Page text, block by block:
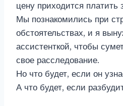
цену приходится платить
Мы познакомились при
обстоятельствах, и я
ассистенткой, чтобы
свое расследование.
Но что будет, если он
А что будет, если